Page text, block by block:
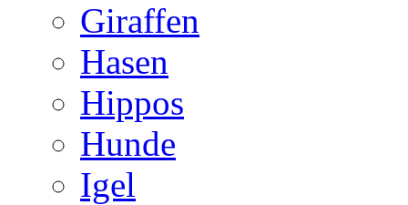
Giraffen
Hasen
Hippos
Hunde
Igel